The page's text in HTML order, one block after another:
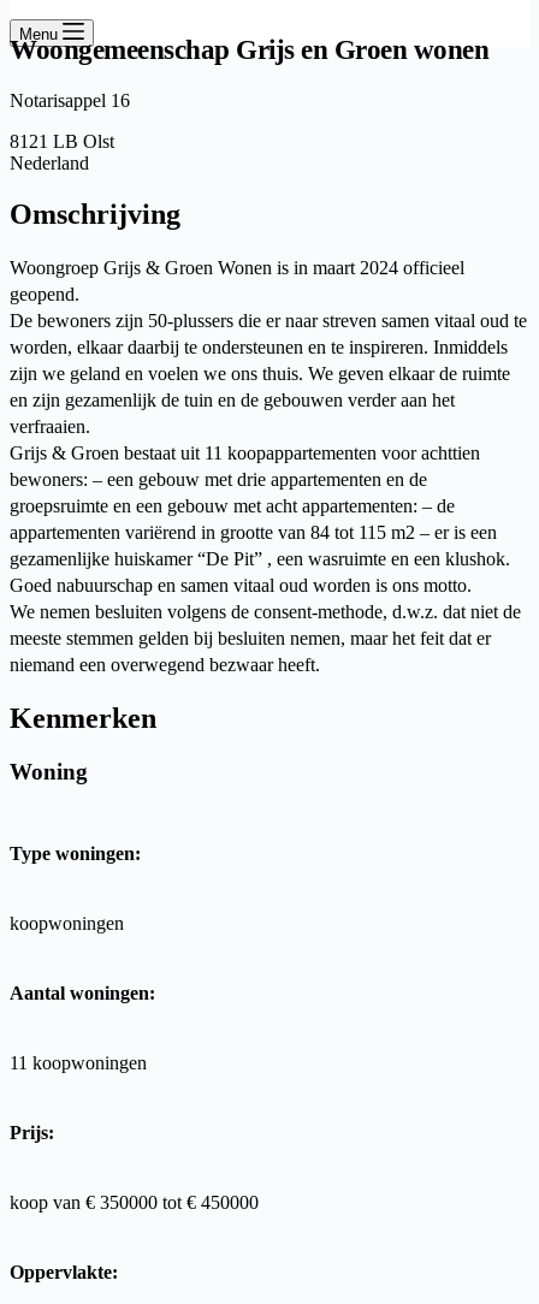
Menu
Woongemeenschap Grijs en Groen wonen
Notarisappel 16
8121 LB Olst
Nederland
Omschrijving
Woongroep Grijs & Groen Wonen is in maart 2024 officieel
geopend.
De bewoners zijn 50-plussers die er naar streven samen vitaal oud te
worden, elkaar daarbij te ondersteunen en te inspireren. Inmiddels
zijn we geland en voelen we ons thuis. We geven elkaar de ruimte
en zijn gezamenlijk de tuin en de gebouwen verder aan het
verfraaien.
Grijs & Groen bestaat uit 11 koopappartementen voor achttien
bewoners: – een gebouw met drie appartementen en de
groepsruimte en een gebouw met acht appartementen: – de
appartementen variërend in grootte van 84 tot 115 m2 – er is een
gezamenlijke huiskamer “De Pit” , een wasruimte en een klushok.
Goed nabuurschap en samen vitaal oud worden is ons motto.
We nemen besluiten volgens de consent-methode, d.w.z. dat niet de
meeste stemmen gelden bij besluiten nemen, maar het feit dat er
niemand een overwegend bezwaar heeft.
Kenmerken
Woning
Type woningen:
koopwoningen
Aantal woningen:
11 koopwoningen
Prijs:
koop van € 350000 tot € 450000
Oppervlakte: